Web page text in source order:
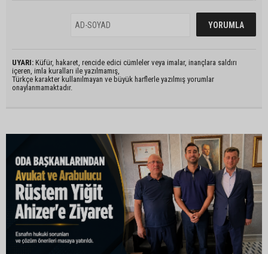
UYARI: Küfür, hakaret, rencide edici cümleler veya imalar, inançlara saldırı
içeren, imla kuralları ile yazılmamış,
Türkçe karakter kullanılmayan ve büyük harflerle yazılmış yorumlar
onaylanmamaktadır.